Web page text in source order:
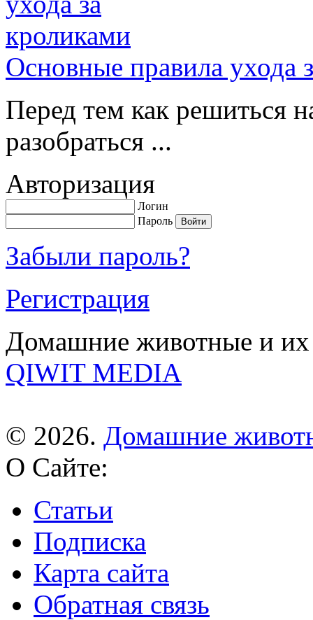
Основные правила ухода
Перед тем как решиться
разобраться ...
Авторизация
Логин
Пароль
Забыли пароль?
Регистрация
Домашние животные и их
QIWIT MEDIA
© 2026. Домашние
О Сайте:
Статьи
Подписка
Карта сайта
Обратная связь